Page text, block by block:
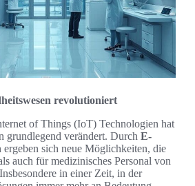
revolutioniert
of Things (IoT) Technologien hat
grundlegend verändert. Durch E-
ergeben sich neue Möglichkeiten, die
auch für medizinisches Personal von
in einer Zeit, in der